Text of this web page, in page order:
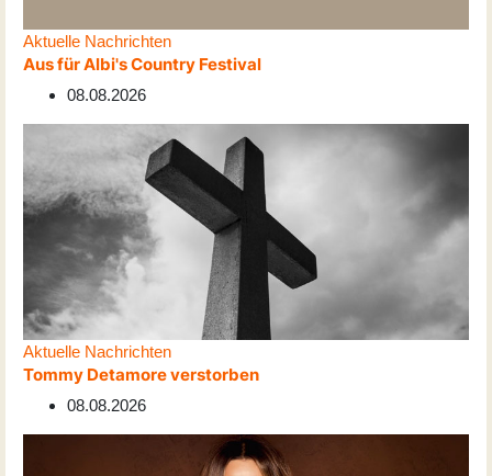
Aktuelle Nachrichten
Aus für Albi's Country Festival
08.08.2026
Aktuelle Nachrichten
Tommy Detamore verstorben
08.08.2026